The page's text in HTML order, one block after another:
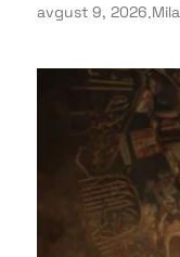
avgust 9, 2026.